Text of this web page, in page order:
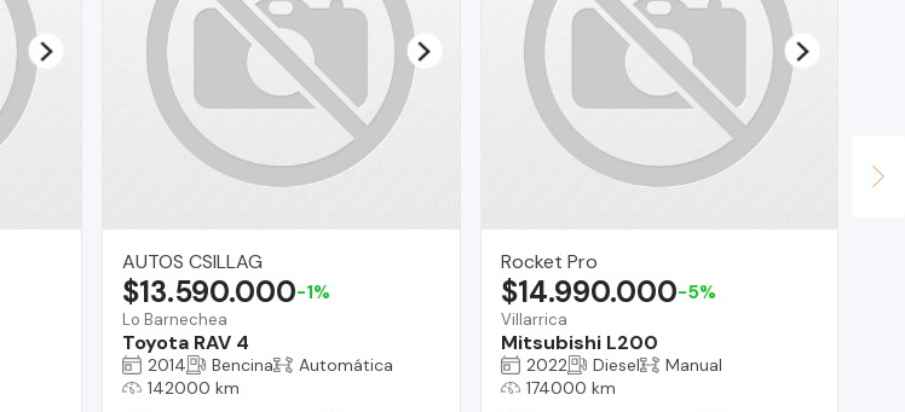
AUTOS CSILLAG
Lo Barnechea
Toyota RAV 4
$13.590.000-1%
2014 Bencina
Automática
142000 km
Rocket Pro
Villarrica
Mitsubishi L200
$14.990.000-5%
2022 Diesel
Manual
174000 km